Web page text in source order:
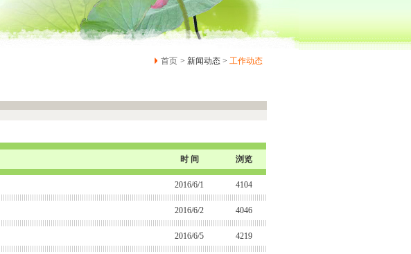
首页 > 新闻动态 > 工作动态
时 间 浏览
2016/6/1 4104
2016/6/2 4046
2016/6/5 4219